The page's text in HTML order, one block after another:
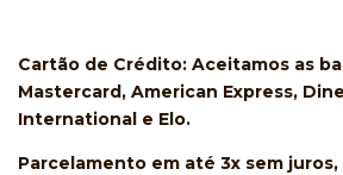
Cartão de Crédito: Aceitamos as
Mastercard, American Express,
International e Elo.
Parcelamento em até 3x sem